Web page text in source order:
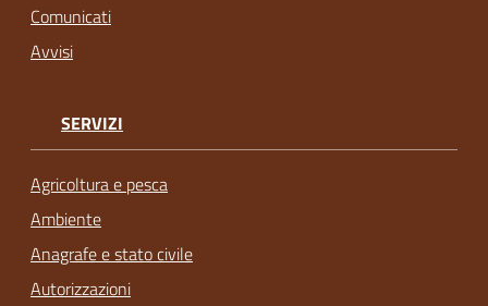
Comunicati
Avvisi
SERVIZI
Agricoltura e pesca
Ambiente
Anagrafe e stato civile
Autorizzazioni